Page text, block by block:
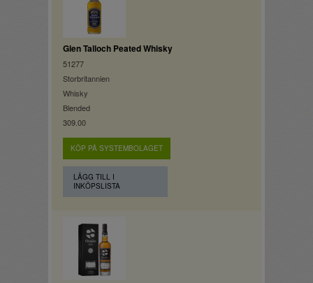
Glen Talloch Peated Whisky
51277
Storbritannien
Whisky
Blended
309.00
KÖP PÅ SYSTEMBOLAGET
LÄGG TILL I
INKÖPSLISTA